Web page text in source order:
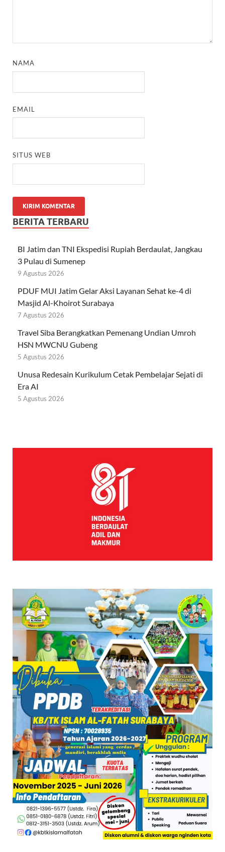
NAMA
EMAIL
SITUS WEB
BERITA TERBARU
BI Jatim dan TNI Ekspedisi Rupiah Berdaulat, Jangkau
3 Pulau di Sumenep
9 Agustus 2026
PDUF MUI Jatim Gelar Aksi Layanan Sehat ke-4 di
Masjid Al-Khoirot Surabaya
7 Agustus 2026
Travel Siba Berangkatkan Pemenang Undian Umroh
HSN MWCNU Gubeng
5 Agustus 2026
Unusa Redesain Kurikulum Cetak Pembelajar Sejati di
Era AI
5 Agustus 2026